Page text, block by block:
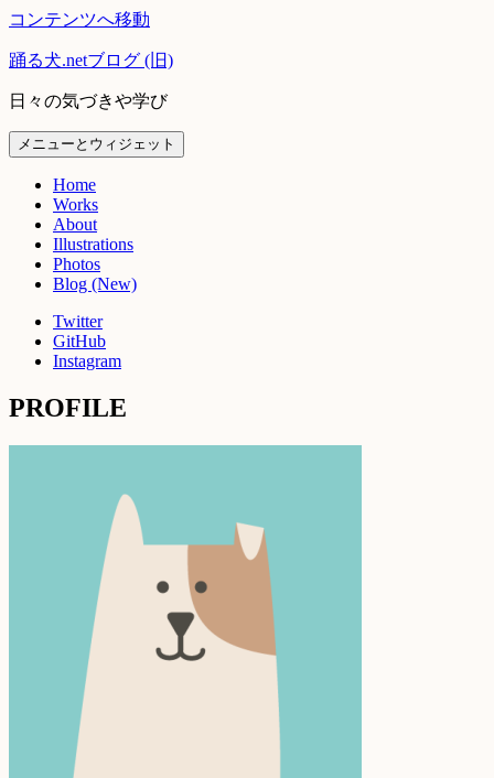
コンテンツへ移動
踊る犬.netブログ (旧)
日々の気づきや学び
メニューとウィジェット
Home
Works
About
Illustrations
Photos
Blog (New)
Twitter
GitHub
Instagram
PROFILE